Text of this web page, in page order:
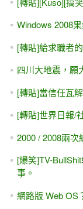
[轉貼]台灣年輕
護。
[轉貼] PTT -- 軟
式、出書、出國
習班的差異)
大學新鮮人的先
[轉貼]補習班的
[台北]5/17(雙週
(遠距教學)
[給初學者的話]